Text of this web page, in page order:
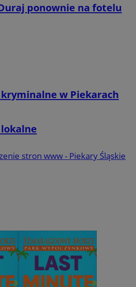
ponownie na fotelu
w Piekarach
stron www - Piekary Śląskie